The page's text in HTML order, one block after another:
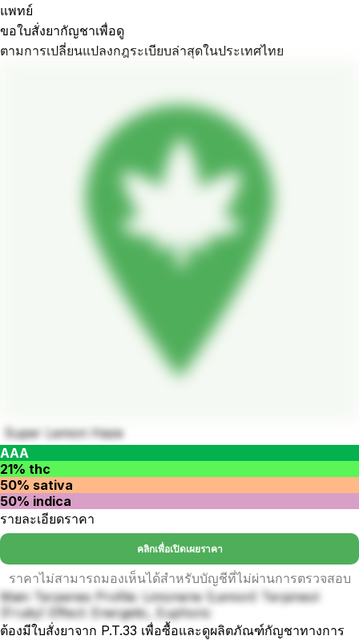
แพทย์
ขอใบสั่งยากัญชาเพื่อดู
ตามการเปลี่ยนแปลงกฎระเบียบล่าสุดในประเทศไทย
Super Lemon Haze
AAA
21% thc
50% sativa
50% indica
รายละเอียดราคา
คลิกเพื่อเปิดเผยราคา
ราคาไม่สามารถมองเห็นได้สำหรับบัญชีที่ไม่ผ่านการตรวจสอบ
Main Terpenes Profile: Limonene (Lemon) Terpineol
(Fruity) Effect: Energetic, Euphoric
ต้องมีใบสั่งยาจาก P.T.33 เพื่อซื้อและดูผลิตภัณฑ์กัญชาทางการ